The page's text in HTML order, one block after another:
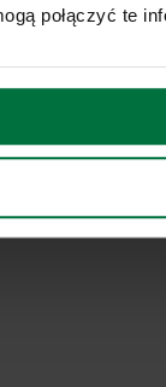
połączyć te